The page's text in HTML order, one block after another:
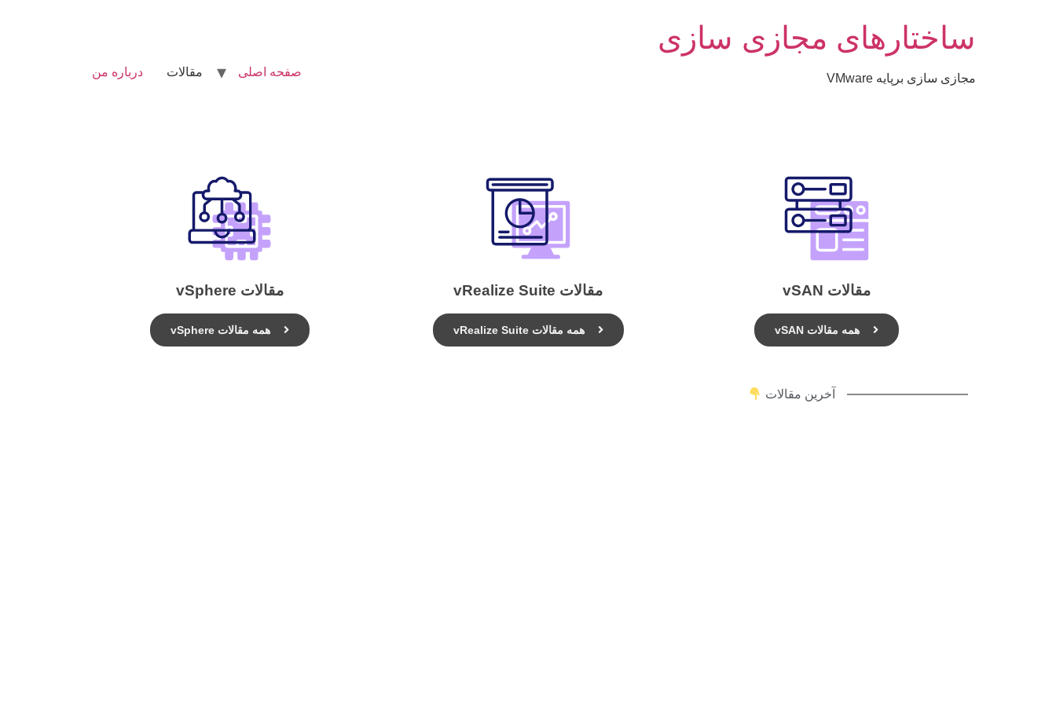
ساختارهای مجازی سازی
مجازی سازی برپایه VMware صفحه اصلی مقالات درباره من
مقالات vSAN
همه مقالات vSAN
مقالات vRealize Suite
همه مقالات vRealize Suite
مقالات vSphere
همه مقالات vSphere
آخرین مقالات